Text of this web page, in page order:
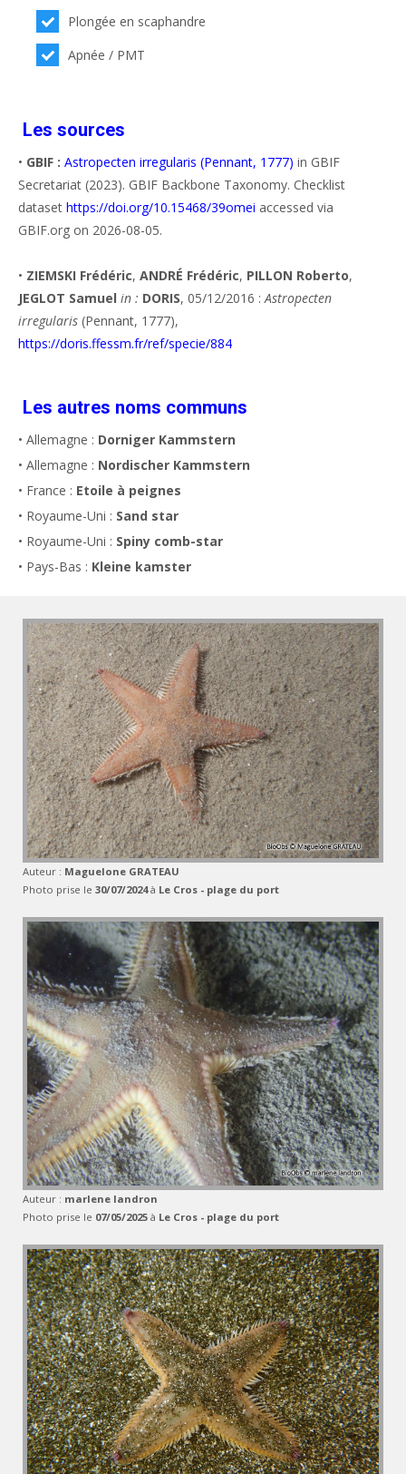
Plongée en scaphandre
Apnée / PMT
Les sources
• GBIF : Astropecten irregularis (Pennant, 1777) in GBIF
Secretariat (2023). GBIF Backbone Taxonomy. Checklist
dataset https://doi.org/10.15468/39omei accessed via
GBIF.org on 2026-08-05.
• ZIEMSKI Frédéric, ANDRÉ Frédéric, PILLON Roberto,
JEGLOT Samuel in : DORIS, 05/12/2016 :Astropecten
irregularis (Pennant, 1777),
https://doris.ffessm.fr/ref/specie/884
Les autres noms communs
• Allemagne : Dorniger Kammstern
• Allemagne : Nordischer Kammstern
• France : Etoile à peignes
• Royaume-Uni : Sand star
• Royaume-Uni : Spiny comb-star
• Pays-Bas : Kleine kamster
Auteur : Maguelone GRATEAU
Photo prise le 30/07/2024à Le Cros - plage du port
Auteur : marlene landron
Photo prise le 07/05/2025 à Le Cros - plage du port